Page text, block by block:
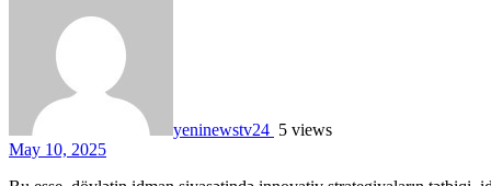
yeninewstv24 5 views
May 10, 2025